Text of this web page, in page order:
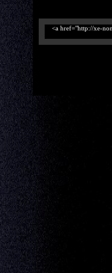
<a href="http://xe-